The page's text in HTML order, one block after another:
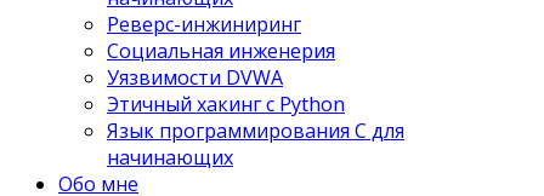
Реверс-инжиниринг
Социальная инженерия
Уязвимости DVWA
Этичный хакинг с Python
Язык программирования С для
начинающих
Обо мне